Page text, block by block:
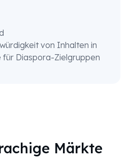
von Inhalten in
Diaspora-Zielgruppen
Märkte